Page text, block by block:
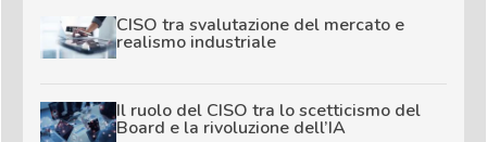
CISO tra svalutazione del mercato e
realismo industriale
Il ruolo del CISO tra lo scetticismo del
Board e la rivoluzione dell’IA